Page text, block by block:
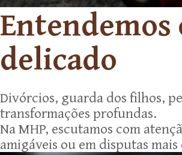
delicado
Divórcios, guarda dos filhos,
transformações profundas.
Na MHP, escutamos com
amigáveis ou em disputas